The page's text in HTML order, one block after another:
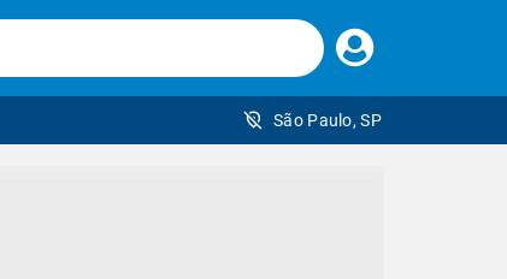
Faça
seu
São Paulo, SP